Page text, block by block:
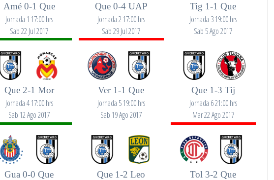
Amé 0-1 Que
Jornada 1 17:00 hrs
Sab 22 Jul 2017
Que 0-4 UAP
Jornada 2 17:00 hrs
Sab 29 Jul 2017
Tig 1-1 Que
Jornada 3 19:00 hrs
Sab 5 Ago 2017
Que 2-1 Mor
Jornada 4 17:00 hrs
Sab 12 Ago 2017
Ver 1-1 Que
Jornada 5 19:00 hrs
Sab 19 Ago 2017
Que 1-3 Tij
Jornada 6 21:00 hrs
Mar 22 Ago 2017
Gua 0-0 Que Que 1-2 Leo Tol 3-2 Que